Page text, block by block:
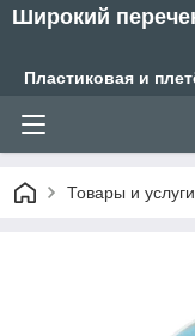
Широкий
Пластиковая и
Товары и услуги